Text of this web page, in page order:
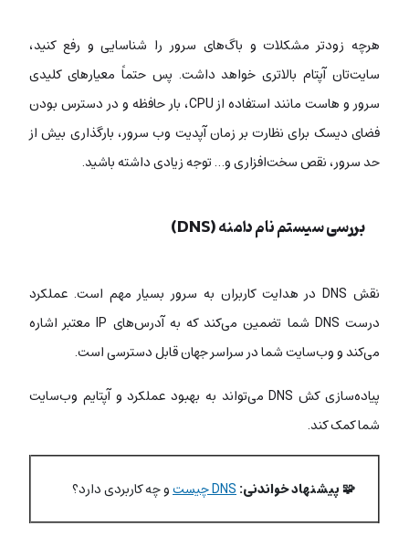
هرچه زودتر مشکلات و باگ‌های سرور را شناسایی و رفع کنید،
سایت‌تان آپتام بالاتری خواهد داشت. پس حتماً معیارهای کلیدی
سرور و هاست مانند استفاده از CPU، بار حافظه و در دسترس بودن
فضای دیسک برای نظارت بر زمان آپدیت وب سرور، بارگذاری بیش از
حد سرور، نقص سخت‌افزاری و… توجه زیادی داشته باشید.
بررسی سیستم نام دامنه (DNS)
نقش DNS در هدایت کاربران به سرور بسیار مهم است. عملکرد
درست DNS شما تضمین می‌کند که به آدرس‌های IP معتبر اشاره
می‌کند و وب‌سایت شما در سراسر جهان قابل دسترسی است.
پیاده‌سازی کش DNS می‌تواند به بهبود عملکرد و آپتایم وب‌سایت
شما کمک کند.
🧩 پیشنهاد خواندنی:DNS چیست و چه کاربردی دارد؟